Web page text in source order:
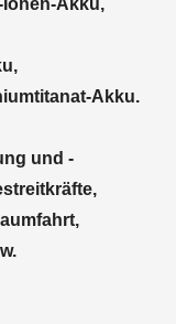
Akku,
Akku.
und -